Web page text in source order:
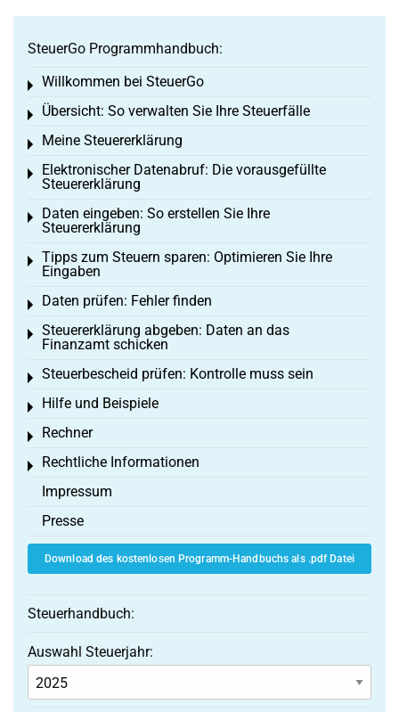
SteuerGo Programmhandbuch:
Willkommen bei SteuerGo
Toggle menu
Übersicht: So verwalten Sie Ihre Steuerfälle
Toggle menu
Meine Steuererklärung
Toggle menu
Elektronischer Datenabruf: Die vorausgefüllte
Steuererklärung
Toggle menu
Daten eingeben: So erstellen Sie Ihre
Steuererklärung
Toggle menu
Tipps zum Steuern sparen: Optimieren Sie Ihre
Eingaben
Toggle menu
Daten prüfen: Fehler finden
Toggle menu
Steuererklärung abgeben: Daten an das
Finanzamt schicken
Toggle menu
Steuerbescheid prüfen: Kontrolle muss sein
Toggle menu
Hilfe und Beispiele
Toggle menu
Rechner
Toggle menu
Rechtliche Informationen
Toggle menu
Impressum
Presse
Download des kostenlosen Programm-Handbuchs als .pdf Datei
Steuerhandbuch:
Auswahl Steuerjahr: